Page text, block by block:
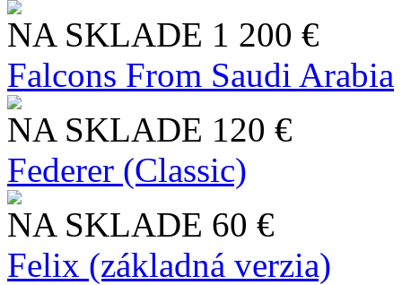
NA SKLADE 1 200 €
Falcons From Saudi Arabia
NA SKLADE 120 €
Federer (Classic)
NA SKLADE 60 €
Felix (základná verzia)